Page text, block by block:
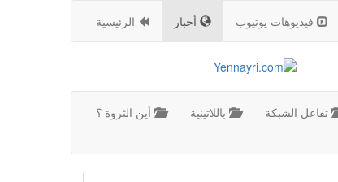
الرئيسية أخبار فيديوهات يوتيوب
أين الثروة ؟
باللاتينية تفاعل الشبكة